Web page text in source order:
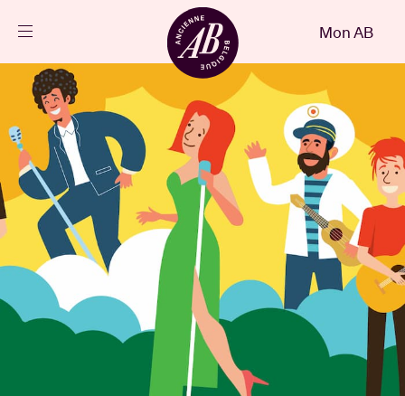
FR
Agenda
Projets
Actualités
Infos visiteurs
AB ❤ you
Mon AB